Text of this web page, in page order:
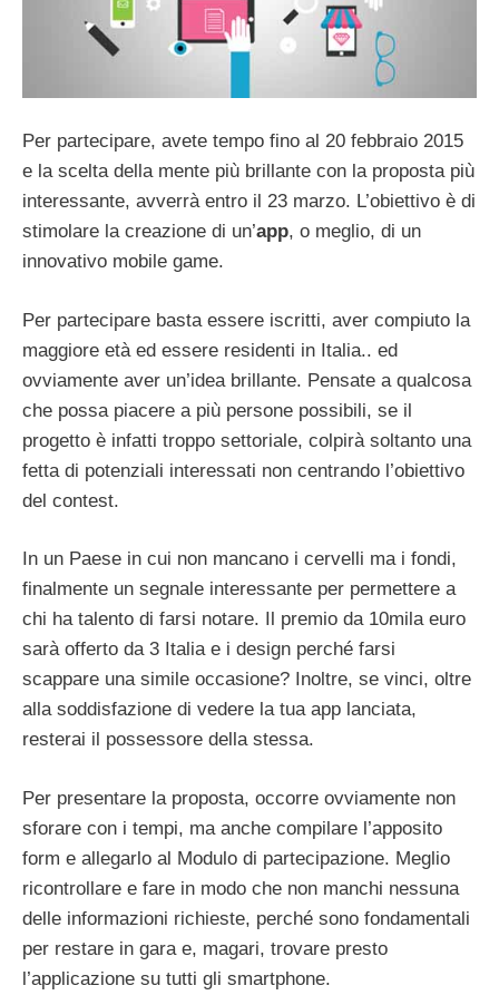
Per partecipare, avete tempo fino al 20 febbraio 2015
e la scelta della mente più brillante con la proposta più
interessante, avverrà entro il 23 marzo. L’obiettivo è di
stimolare la creazione di un’app, o meglio, di un
innovativo mobile game.
Per partecipare basta essere iscritti, aver compiuto la
maggiore età ed essere residenti in Italia.. ed
ovviamente aver un’idea brillante. Pensate a qualcosa
che possa piacere a più persone possibili, se il
progetto è infatti troppo settoriale, colpirà soltanto una
fetta di potenziali interessati non centrando l’obiettivo
del contest.
In un Paese in cui non mancano i cervelli ma i fondi,
finalmente un segnale interessante per permettere a
chi ha talento di farsi notare. Il premio da 10mila euro
sarà offerto da 3 Italia e i design perché farsi
scappare una simile occasione? Inoltre, se vinci, oltre
alla soddisfazione di vedere la tua app lanciata,
resterai il possessore della stessa.
Per presentare la proposta, occorre ovviamente non
sforare con i tempi, ma anche compilare l’apposito
form e allegarlo al Modulo di partecipazione. Meglio
ricontrollare e fare in modo che non manchi nessuna
delle informazioni richieste, perché sono fondamentali
per restare in gara e, magari, trovare presto
l’applicazione su tutti gli smartphone.